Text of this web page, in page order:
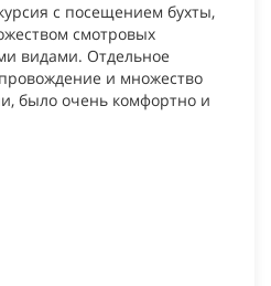
с посещением бухты,
смотровых
видами. Отдельное
и множество
было очень комфортно и